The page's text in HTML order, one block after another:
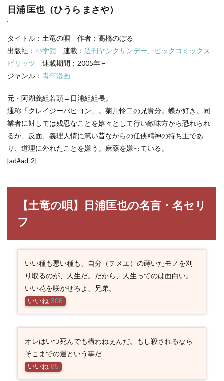
リフ
日浦 匡也（ひうら まさや）
タイトル：土竜の唄 作者：高橋のぼる
出版社： 小学館 連載： 週刊ヤングサンデー
ビッグコミックス
ピリッツ 連載期間：2005年 –
ジャンル： 青年漫画
元・阿湖義組若頭→日浦組組長。
通称「クレイジーパピヨン」。菊川怜二の兄貴分。蝶が好き。同
業者に対しては残忍なことを嬉々として行い敵味方から恐れられ
るが、反面、義理人情に篤い昔ながらの任侠精神の持ち主であ
り、道理に外れたことを嫌う。麻薬を嫌っている。
[ad#ad-2]
【土竜の唄】日浦匡也の名言・名セリ
フ
いい種も悪い種も、自分（テメエ）の蒔いたモノを刈
り取るのが、人生だ。だから、人生ってのは面白い。
いい花を咲かせろよ、兄弟。
いいね 306
オレはいつ死んでも構わねぇんだ。もし殺されるなら
そこまでの運という事だ
いいね 85